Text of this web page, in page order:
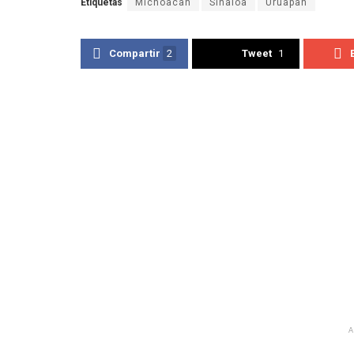
Etiquetas Michoacan Sinaloa Uruapan
Compartir 2 Tweet 1